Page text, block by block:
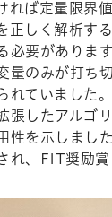
れば定量限界
正しく解析す
必要がありま
量のみが打ち
れていました
張したアルゴ
性を示しまし
れ、FIT奨励賞